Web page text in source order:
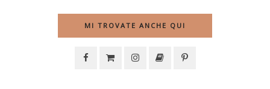
MI TROVATE ANCHE QUI